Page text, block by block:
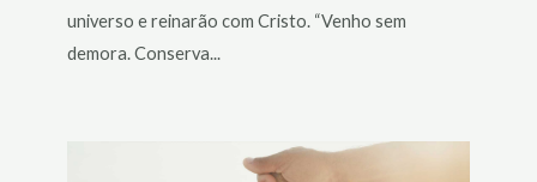
universo e reinarão com Cristo. “Venho sem
demora. Conserva...